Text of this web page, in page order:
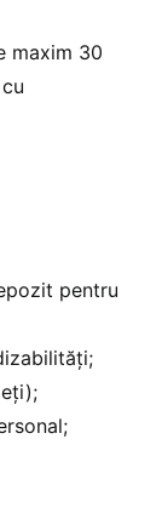
maxim 30
pentru